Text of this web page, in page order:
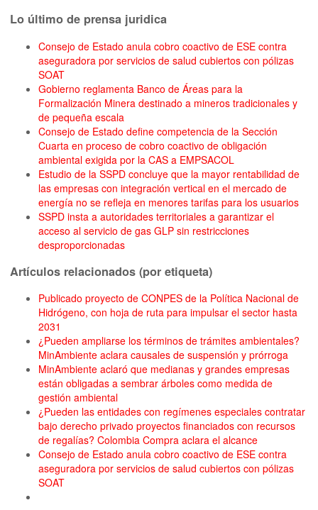
Lo último de prensa juridica
Consejo de Estado anula cobro coactivo de ESE contra
aseguradora por servicios de salud cubiertos con pólizas
SOAT
Gobierno reglamenta Banco de Áreas para la
Formalización Minera destinado a mineros tradicionales y
de pequeña escala
Consejo de Estado define competencia de la Sección
Cuarta en proceso de cobro coactivo de obligación
ambiental exigida por la CAS a EMPSACOL
Estudio de la SSPD concluye que la mayor rentabilidad de
las empresas con integración vertical en el mercado de
energía no se refleja en menores tarifas para los usuarios
SSPD insta a autoridades territoriales a garantizar el
acceso al servicio de gas GLP sin restricciones
desproporcionadas
Artículos relacionados (por etiqueta)
Publicado proyecto de CONPES de la Política Nacional de
Hidrógeno, con hoja de ruta para impulsar el sector hasta
2031
¿Pueden ampliarse los términos de trámites ambientales?
MinAmbiente aclara causales de suspensión y prórroga
MinAmbiente aclaró que medianas y grandes empresas
están obligadas a sembrar árboles como medida de
gestión ambiental
¿Pueden las entidades con regímenes especiales contratar
bajo derecho privado proyectos financiados con recursos
de regalías? Colombia Compra aclara el alcance
Consejo de Estado anula cobro coactivo de ESE contra
aseguradora por servicios de salud cubiertos con pólizas
SOAT